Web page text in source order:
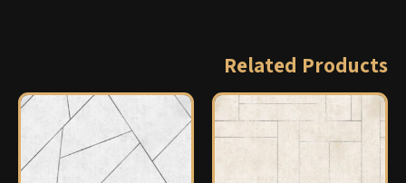
Related Products